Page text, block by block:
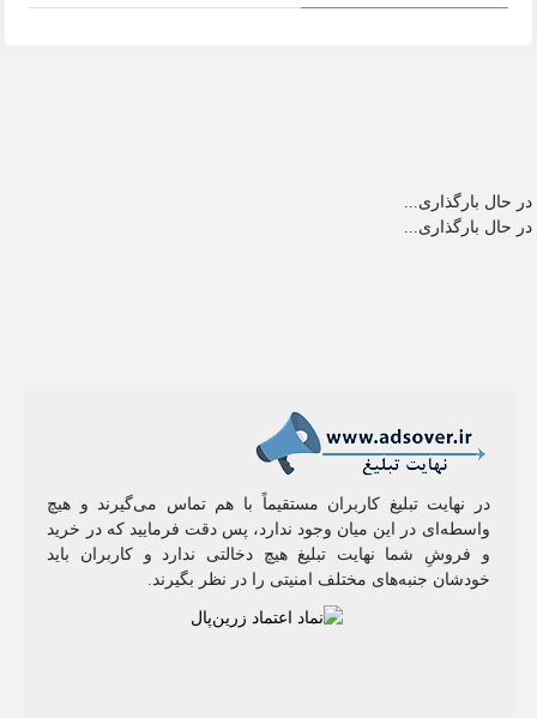
در حال بارگذاری...
در حال بارگذاری...
در نهایت تبلیغ کاربران مستقیماً با هم تماس می‌گیرند و هیچ
واسطه‌ای در این میان وجود ندارد، پس دقت فرمایید که در خرید
و فروشِ شما نهایت تبلیغ هیچ دخالتی ندارد و کاربران باید
خودشان جنبه‌های مختلف امنیتی را در نظر بگیرند.